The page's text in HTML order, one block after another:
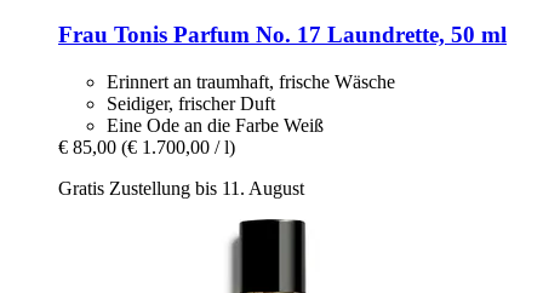
Frau Tonis Parfum No. 17 Laundrette, 50 ml
Erinnert an traumhaft, frische Wäsche
Seidiger, frischer Duft
Eine Ode an die Farbe Weiß
€ 85,00 (€ 1.700,00 / l)
Gratis Zustellung bis 11. August